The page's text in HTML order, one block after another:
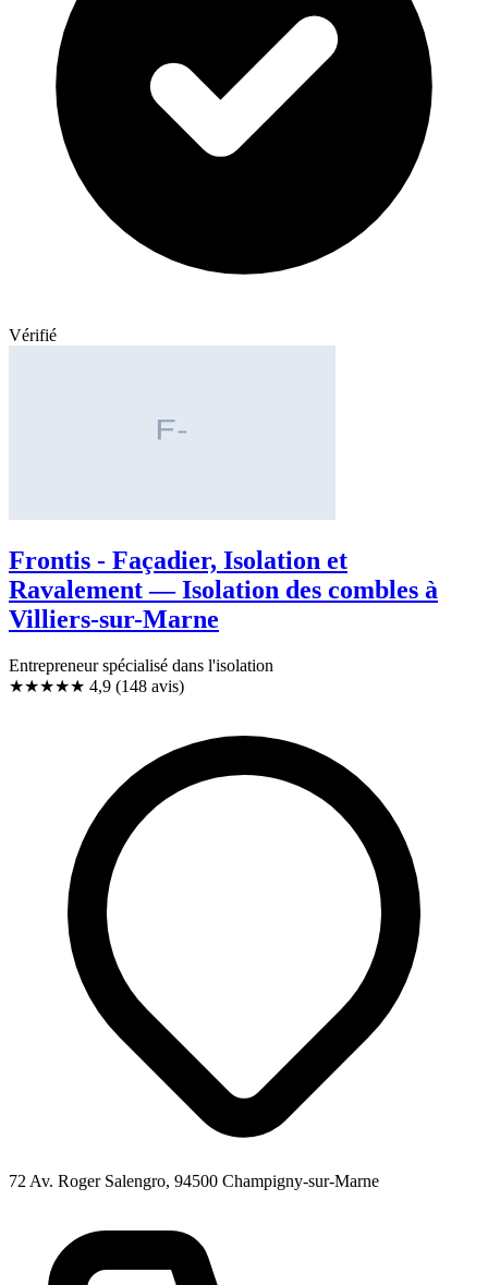
Vérifié
Frontis - Façadier, Isolation et
Ravalement — Isolation des combles à
Villiers-sur-Marne
Entrepreneur spécialisé dans l'isolation
★★★★★ 4,9 (148 avis)
72 Av. Roger Salengro, 94500 Champigny-sur-Marne